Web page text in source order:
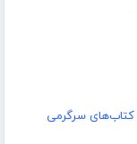
کتاب‌های سرگرمی